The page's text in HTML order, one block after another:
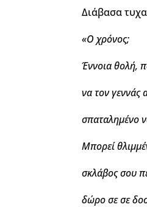
Διάβασα
«Ο χρόνος;
Έννοια θολή,
να τον γεννάς
σπαταλημένο
Μπορεί
σκλάβος σου
δώρο σε σε